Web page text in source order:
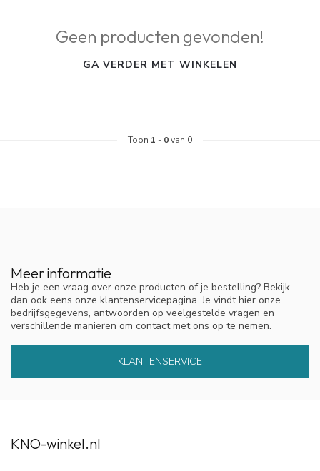
Geen producten gevonden!
GA VERDER MET WINKELEN
Toon 1 - 0van 0
Meer informatie
Heb je een vraag over onze producten of je bestelling? Bekijk
dan ook eens onze klantenservicepagina. Je vindt hier onze
bedrijfsgegevens, antwoorden op veelgestelde vragen en
verschillende manieren om contact met ons op te nemen.
KLANTENSERVICE
KNO-winkel.nl